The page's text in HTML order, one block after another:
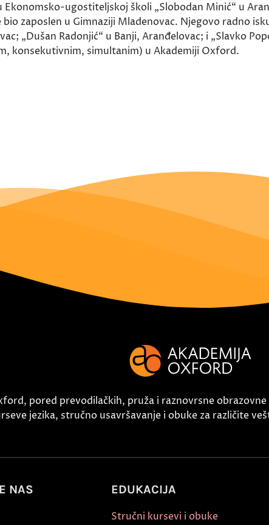
Ekonomsko-ugostiteljskoj školi „Slobodan Minić“ u
bio zaposlen u Gimnaziji Mladenovac. Njegovo radno
„Dušan Radonjić“ u Banji, Aranđelovac; i „Slavko
konsekutivnim, simultanim) u Akademiji Oxford.
pored prevodilačkih, pruža i raznovrsne obrazovne
jezika, stručno usavršavanje i obuke za različite
NAS EDUKACIJA
Stručni kursevi i obuke